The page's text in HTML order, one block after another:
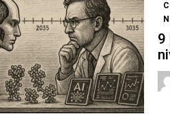
9